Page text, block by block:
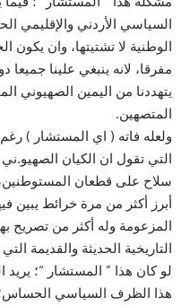
السياسي الأردني والإقليمي
الوطنية لا تشتيتها، وان يكون
مفرقا، لانه ينبغي علينا
يتهددنا من اليمين الصهيوني
المتصهين.
ولعله فاته ( اي المستشار ) رغم
سلاح على قطعان المستوطنين،
أبرز أكثر من مرة خرائط يبين
المزعومة وله أكثر من تصريح
التاريخية الحديثة والقديمة
لو كان هذا ” المستشار “؛ يريد
هذا الظرف السياسي